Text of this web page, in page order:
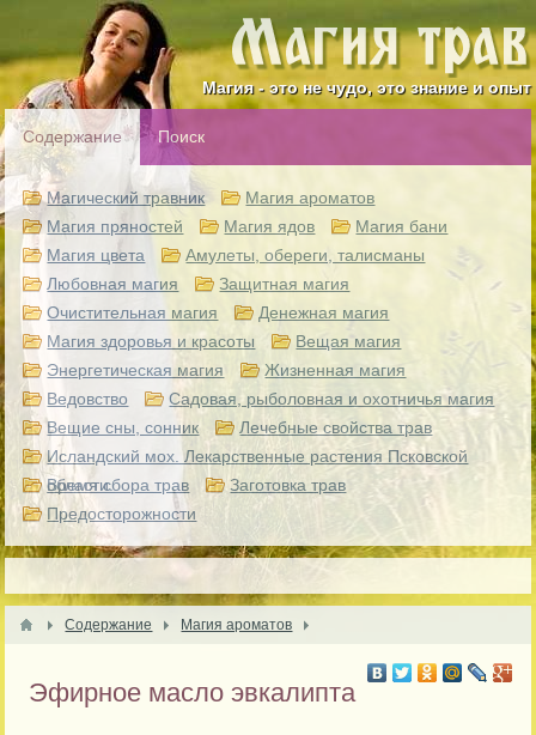
Магия - это не чудо, это знание и опыт
Содержание Поиск
Магический травник
Магия ароматов
Магия пряностей
Магия ядов
Магия бани
Магия цвета
Амулеты, обереги, талисманы
Любовная магия
Защитная магия
Очистительная магия
Денежная магия
Магия здоровья и красоты
Вещая магия
Энергетическая магия
Жизненная магия
Ведовство
Садовая, рыболовная и охотничья магия
Вещие сны, сонник
Лечебные свойства трав
Исландский мох. Лекарственные растения Псковской
области.
Время сбора трав
Заготовка трав
Предосторожности
Содержание Магия ароматов
Эфирное масло эвкалипта